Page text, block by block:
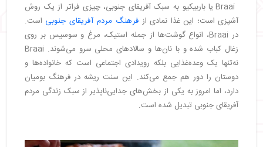
Braai یا باربیکیو به سبک آفریقای جنوبی، چیزی فراتر از یک روش
آشپزی است؛ این غذا نمادی از فرهنگ مردم آفریقای جنوبی است.
در Braai، انواع گوشت‌ها از جمله استیک، مرغ و سوسیس بر روی
زغال کباب شده و با نان‌ها و سالادهای محلی سرو می‌شوند. Braai
نه‌تنها یک وعده‌غذایی بلکه رویدادی اجتماعی است که خانواده‌ها و
دوستان را دور هم جمع می‌کند. این سنت ریشه در فرهنگ بومیان
دارد، اما امروز به یکی از بخش‌های جدایی‌ناپذیر از سبک زندگی مردم
آفریقای جنوبی تبدیل شده است.